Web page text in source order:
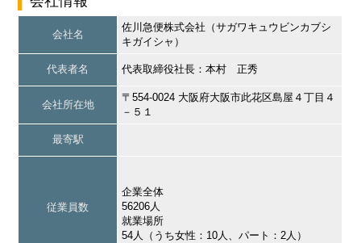
会社名
佐川急便株式会社（サガワキュウビンカブシ
キガイシャ）
代表者名 代表取締役社長：本村 正秀
会社所在地
〒554-0024 大阪府大阪市此花区島屋４丁目４
－５１
最寄駅
従業員数
企業全体
56206人
就業場所
54人（うち女性：10人、パート：2人）